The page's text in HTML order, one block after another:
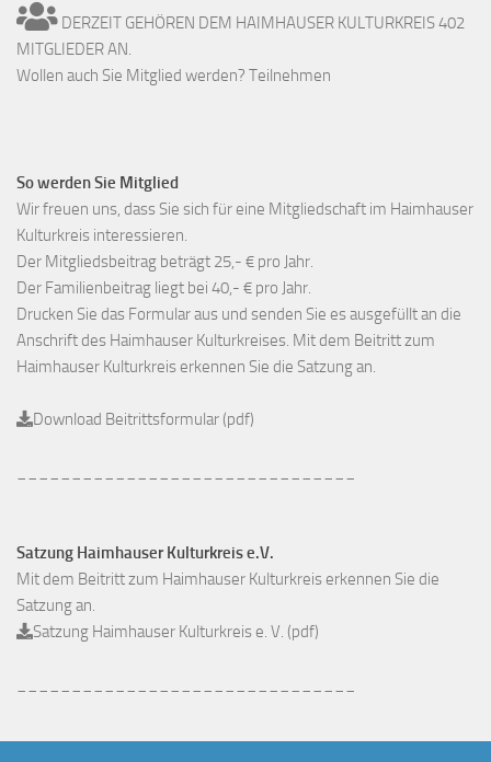
DERZEIT GEHÖREN DEM HAIMHAUSER KULTURKREIS 402
MITGLIEDER AN.
Wollen auch Sie Mitglied werden? Teilnehmen
So werden Sie Mitglied
Wir freuen uns, dass Sie sich für eine Mitgliedschaft im Haimhauser
Kulturkreis interessieren.
Der Mitgliedsbeitrag beträgt 25,- € pro Jahr.
Der Familienbeitrag liegt bei 40,- € pro Jahr.
Drucken Sie das Formular aus und senden Sie es ausgefüllt an die
Anschrift des Haimhauser Kulturkreises. Mit dem Beitritt zum
Haimhauser Kulturkreis erkennen Sie die Satzung an.
Download Beitrittsformular (pdf)
Satzung Haimhauser Kulturkreis e.V.
Mit dem Beitritt zum Haimhauser Kulturkreis erkennen Sie die
Satzung an.
Satzung Haimhauser Kulturkreis e. V. (pdf)